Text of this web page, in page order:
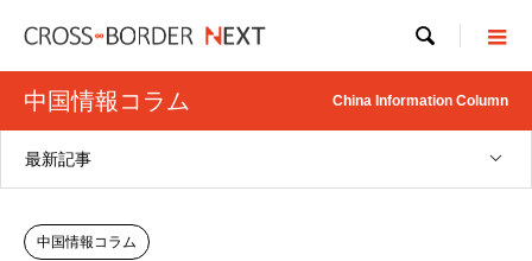

中国情報コラム China Information Column
最新記事
中国情報コラム